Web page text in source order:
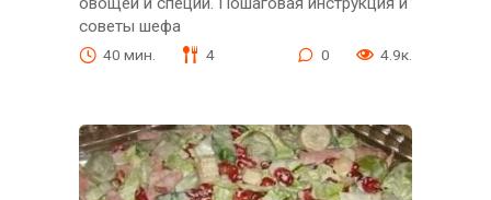
советы шефа
40 мин. 4 0 4.9к.